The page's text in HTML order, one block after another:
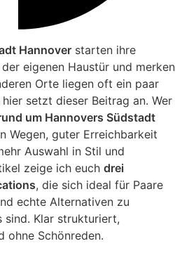
Hannover starten ihre
eigenen Haustür und merken
Orte liegen oft ein paar
setzt dieser Beitrag an. Wer
um Hannovers Südstadt
Wegen, guter Erreichbarkeit
Auswahl in Stil und
zeige ich euch drei
, die sich ideal für Paare
echte Alternativen zu
sind. Klar strukturiert,
ohne Schönreden.